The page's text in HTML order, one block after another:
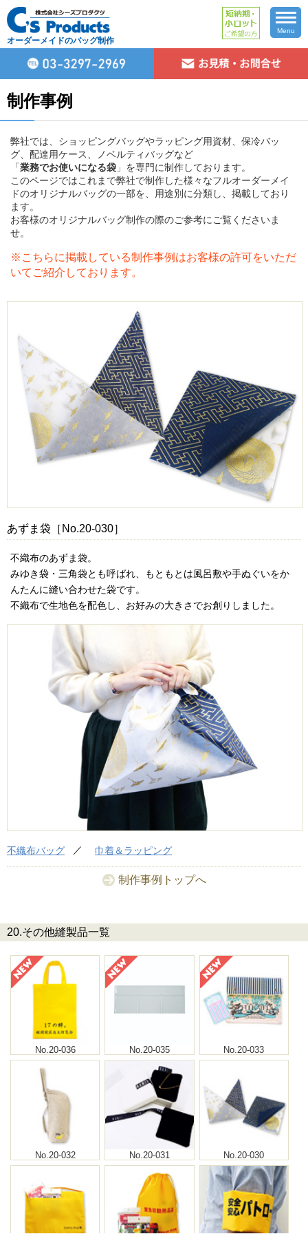
オーダーメイドのバッグ制作
Menu
制作事例
弊社では、ショッピングバッグやラッピング用資材、保冷バッ
グ、配達用ケース、ノベルティバッグなど
「業務でお使いになる袋 」を専門に制作しております。
このページではこれまで弊社で制作した様々なフルオーダーメイ
ドのオリジナルバッグの一部を、用途別に分類し、掲載しており
ます。
お客様のオリジナルバッグ制作の際のご参考にご覧くださいま
せ。
※こちらに掲載している制作事例はお客様の許可をいただ
いてご紹介しております。
あずま袋［No.20-030］
不織布のあずま袋。
みゆき袋・三角袋とも呼ばれ、もともとは風呂敷や手ぬぐいをか
んたんに縫い合わせた袋です。
不織布で生地色を配色し、お好みの大きさでお創りしました。
不織布バッグ 巾着＆ラッピング
制作事例トップへ
20.その他縫製品一覧
No.20-036 No.20-035 No.20-033
No.20-032 No.20-031 No.20-030